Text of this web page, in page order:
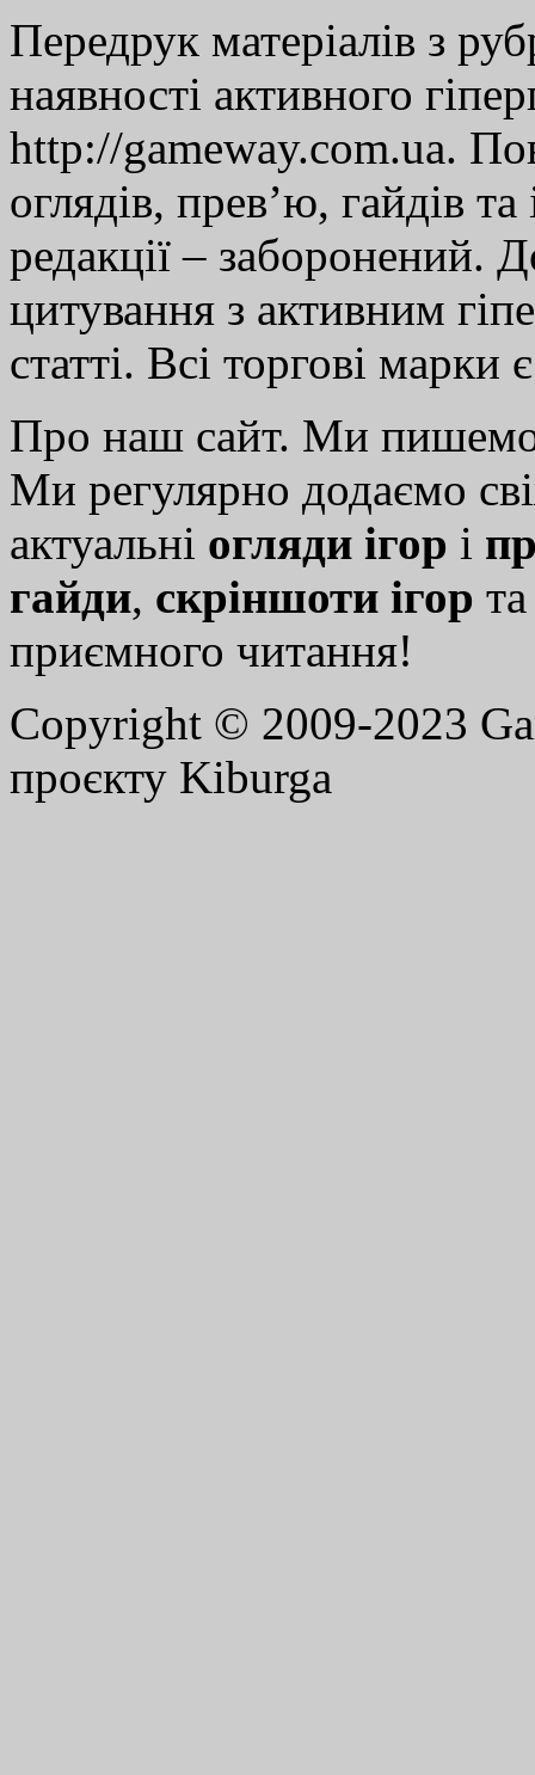
Передрук матеріалів з
наявності активного
http://gameway.com.ua.
оглядів, прев’ю, гайдів
редакції – заборонений.
цитування з активним
статті. Всі торгові марки
Про наш сайт. Ми
Ми регулярно додаємо
актуальні огляди ігор і
гайди, скріншоти ігор
приємного читання!
Copyright © 2009-2023
проєкту Kiburga